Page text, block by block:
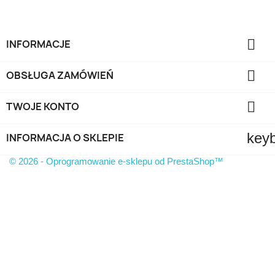
INFORMACJE 
OBSŁUGA ZAMÓWIEŃ 
TWOJE KONTO 
INFORMACJA O SKLEPIE
© 2026 - Oprogramowanie e-sklepu od PrestaShop™